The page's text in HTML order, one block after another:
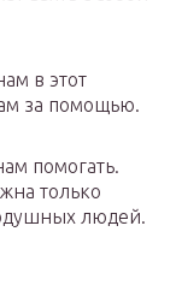
в этот
за помощью.
помогать.
только
людей.